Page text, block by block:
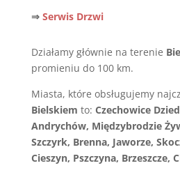
⇒Serwis Drzwi
Działamy głównie na terenie
promieniu do 100 km.
Miasta, które obsługujemy
Bielskiem to: Czechowice
Andrychów, Międzybrodzie
Szczyrk, Brenna, Jaworze,
Cieszyn, Pszczyna, Brzeszcze,